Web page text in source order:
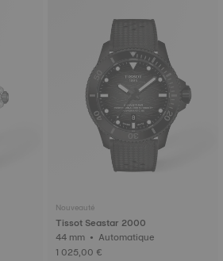
Nouveauté
Tissot Seastar 2000
44 mm • Automatique
1 025,00 €